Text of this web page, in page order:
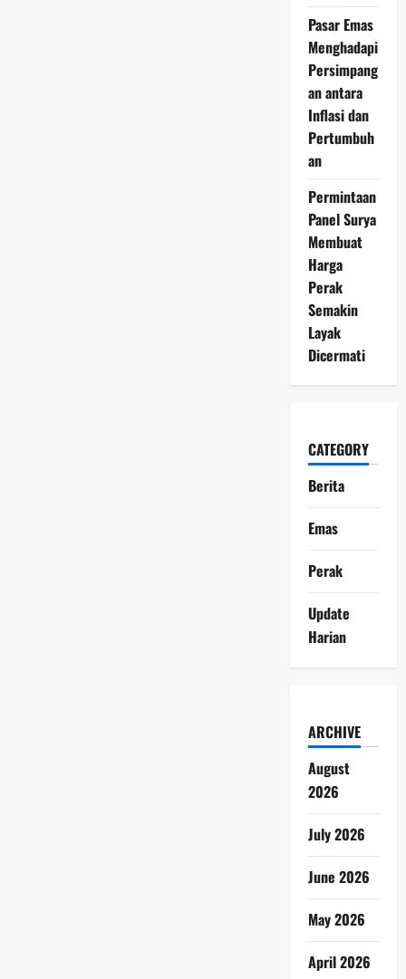
Pasar Emas
Menghadapi
Persimpang
an antara
Inflasi dan
Pertumbuh
an
Permintaan
Panel Surya
Membuat
Harga
Perak
Semakin
Layak
Dicermati
CATEGORY
Berita
Emas
Perak
Update
Harian
ARCHIVE
August
2026
July 2026
June 2026
May 2026
April 2026